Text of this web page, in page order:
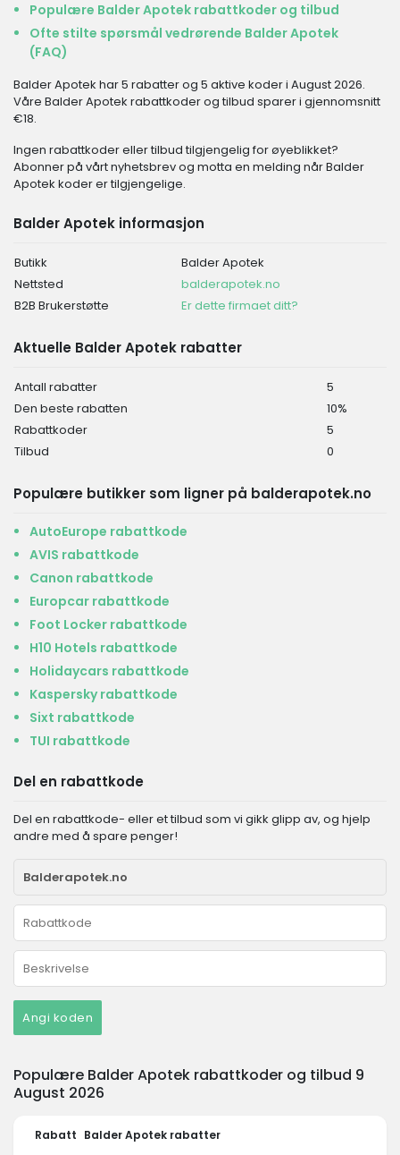
Populære Balder Apotek rabattkoder og tilbud
Ofte stilte spørsmål vedrørende Balder Apotek
(FAQ)
Balder Apotek har 5 rabatter og 5 aktive koder i August 2026.
Våre Balder Apotek rabattkoder og tilbud sparer i gjennomsnitt
€18.
Ingen rabattkoder eller tilbud tilgjengelig for øyeblikket?
Abonner på vårt nyhetsbrev og motta en melding når Balder
Apotek koder er tilgjengelige.
Balder Apotek informasjon
Butikk
Balder Apotek
Nettsted
balderapotek.no
B2B Brukerstøtte
Er dette firmaet ditt?
Aktuelle Balder Apotek rabatter
Antall rabatter
5
Den beste rabatten
10%
Rabattkoder
5
Tilbud
0
Populære butikker som ligner på balderapotek.no
AutoEurope rabattkode
AVIS rabattkode
Canon rabattkode
Europcar rabattkode
Foot Locker rabattkode
H10 Hotels rabattkode
Holidaycars rabattkode
Kaspersky rabattkode
Sixt rabattkode
TUI rabattkode
Del en rabattkode
Del en rabattkode- eller et tilbud som vi gikk glipp av, og hjelp
andre med å spare penger!
Angi koden
Populære Balder Apotek rabattkoder og tilbud 9
August 2026
Rabatt Balder Apotek rabatter